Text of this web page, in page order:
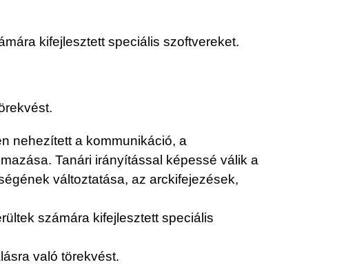
kifejlesztett speciális szoftvereket.
nehezített a kommunikáció, a
Tanári irányítással képessé válik a
változtatása, az arckifejezések,
számára kifejlesztett speciális
való törekvést.